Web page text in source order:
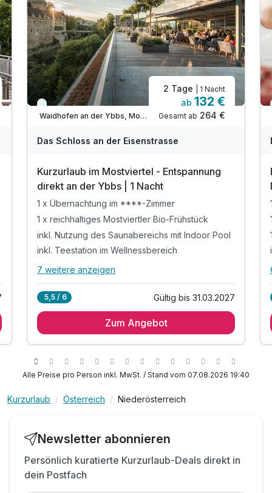
Viele Termine frei
Waidhofen an der Ybbs, Mostviertel
2 Tage | 1 Nacht
ab 132 €
Gesamt ab 264 €
Das Schloss an der Eisenstrasse
Kurzurlaub im Mostviertel - Entspannung
direkt an der Ybbs | 1 Nacht
1 x Übernachtung im ****-Zimmer
1 x reichhaltiges Mostviertler Bio-Frühstück
inkl. Nutzung des Saunabereichs mit Indoor Pool
inkl. Teestation im Wellnessbereich
Alle Inklusivleistungen
1 x reichhaltiges Mostviertler Bio-Frühstück
inkl. Nutzung des 250 m² Fitnessstudios
inkl. WLAN & Sat-TV auf Ihrem Zimmer
Tipp: 4-Gang Wahlmenü mit Salatbuffet
zubuchbar
Tipp: Wellnessanwendungen sind zubuchbar
Tipp: Das Mostviertel mit dem Rad erkunden
7 weitere anzeigen
5,5 / 6 Gültig bis 31.03.2027
Zum Angebot
Alle Preise pro Person inkl. MwSt. / Stand vom 07.08.2026 19:40
Kurzurlaub Österreich Niederösterreich
Newsletter abonnieren
Persönlich kuratierte Kurzurlaub-Deals direkt in
dein Postfach